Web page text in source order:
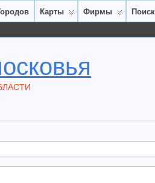
Карты Фирмы Поиск